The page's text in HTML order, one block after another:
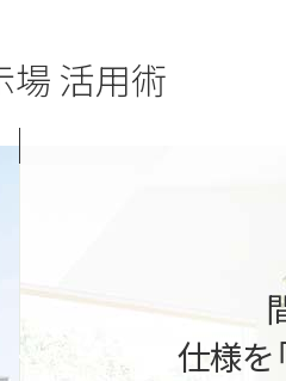
場 活用術
家づくりのスケジュール、ご
家づくりのプロが丁寧にご提案
仕様を